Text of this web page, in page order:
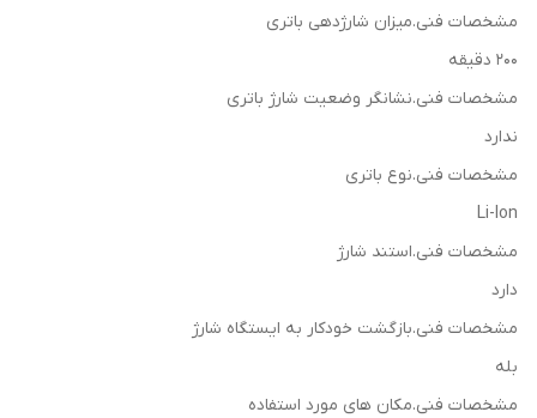
مشخصات فنی.میزان شارژدهی باتری
200 دقیقه
مشخصات فنی.نشانگر وضعیت شارژ باتری
ندارد
مشخصات فنی.نوع باتری
Li-Ion
مشخصات فنی.استند شارژ
دارد
مشخصات فنی.بازگشت خودکار به ایستگاه شارژ
بله
مشخصات فنی.مکان های مورد استفاده